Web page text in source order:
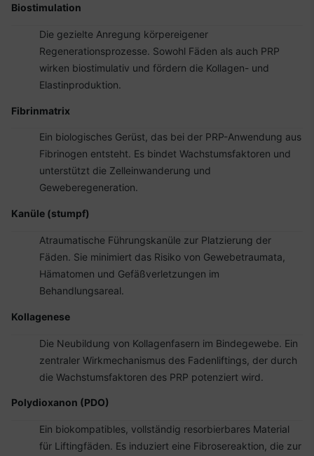
Biostimulation
Die gezielte Anregung körpereigener
Regenerationsprozesse. Sowohl Fäden als auch PRP
wirken biostimulativ und fördern die Kollagen- und
Elastinproduktion.
Fibrinmatrix
Ein biologisches Gerüst, das bei der PRP-Anwendung aus
Fibrinogen entsteht. Es bindet Wachstumsfaktoren und
unterstützt die Zelleinwanderung und
Geweberegeneration.
Kanüle (stumpf)
Atraumatische Führungskanüle zur Platzierung der
Fäden. Sie minimiert das Risiko von Gewebetraumata,
Hämatomen und Gefäßverletzungen im
Behandlungsareal.
Kollagenese
Die Neubildung von Kollagenfasern im Bindegewebe. Ein
zentraler Wirkmechanismus des Fadenliftings, der durch
die Wachstumsfaktoren des PRP potenziert wird.
Polydioxanon (PDO)
Ein biokompatibles, vollständig resorbierbares Material
für Liftingfäden. Es induziert eine Fibrosereaktion, die zur